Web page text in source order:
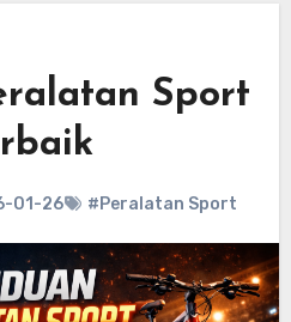
Sport
01-26 #Peralatan Sport